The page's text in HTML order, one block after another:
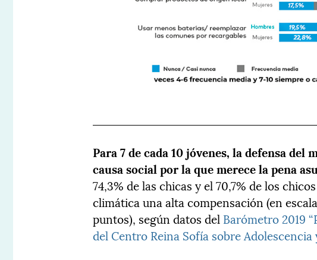
Para 7 de cada 10 jóvenes, la defensa
causa social por la que merece la pena
74,3% de las chicas y el 70,7% de los
climática una alta compensación (en
puntos), según datos del Barómetro 2019
del Centro Reina Sofía sobre Adolescencia